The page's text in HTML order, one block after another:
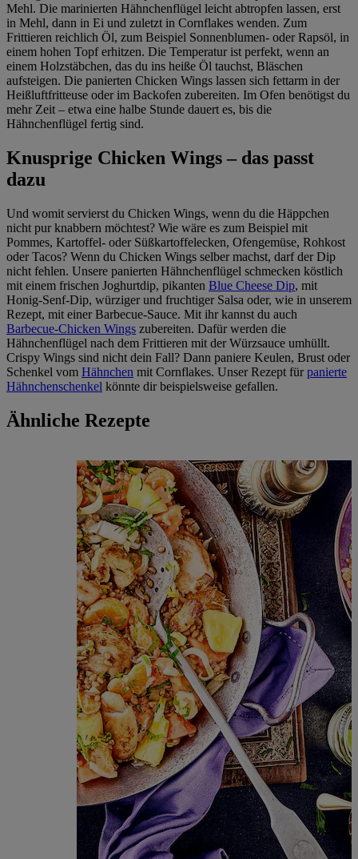
Mehl. Die marinierten Hähnchenflügel leicht abtropfen lassen, erst
in Mehl, dann in Ei und zuletzt in Cornflakes wenden. Zum
Frittieren reichlich Öl, zum Beispiel Sonnenblumen- oder Rapsöl, in
einem hohen Topf erhitzen. Die Temperatur ist perfekt, wenn an
einem Holzstäbchen, das du ins heiße Öl tauchst, Bläschen
aufsteigen. Die panierten Chicken Wings lassen sich fettarm in der
Heißluftfritteuse oder im Backofen zubereiten. Im Ofen benötigst du
mehr Zeit – etwa eine halbe Stunde dauert es, bis die
Hähnchenflügel fertig sind.
Knusprige Chicken Wings – das passt
dazu
Und womit servierst du Chicken Wings, wenn du die Häppchen
nicht pur knabbern möchtest? Wie wäre es zum Beispiel mit
Pommes, Kartoffel- oder Süßkartoffelecken, Ofengemüse, Rohkost
oder Tacos? Wenn du Chicken Wings selber machst, darf der Dip
nicht fehlen. Unsere panierten Hähnchenflügel schmecken köstlich
mit einem frischen Joghurtdip, pikanten Blue Cheese Dip, mit
Honig-Senf-Dip, würziger und fruchtiger Salsa oder, wie in unserem
Rezept, mit einer Barbecue-Sauce. Mit ihr kannst du auch
Barbecue-Chicken Wings zubereiten. Dafür werden die
Hähnchenflügel nach dem Frittieren mit der Würzsauce umhüllt.
Crispy Wings sind nicht dein Fall? Dann paniere Keulen, Brust oder
Schenkel vom Hähnchen mit Cornflakes. Unser Rezept fürpanierte
Hähnchenschenkel könnte dir beispielsweise gefallen.
Ähnliche Rezepte